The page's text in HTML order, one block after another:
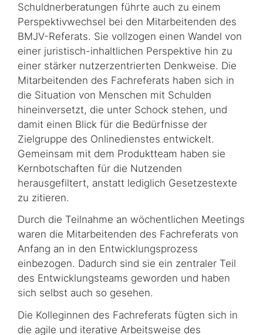
Schuldnerberatungen führte auch zu einem
Perspektivwechsel bei den Mitarbeitenden des
BMJV-Referats. Sie vollzogen einen Wandel von
einer juristisch-inhaltlichen Pers­pek­ti­ve hin zu
einer stärker nutzerzentrierten Denkweise. Die
Mitarbeitenden des Fach­referats haben sich in
die Situation von Menschen mit Schulden
hineinversetzt, die unter Schock stehen, und
damit einen Blick für die Bedürfnisse der
Zielgruppe des Online­dienstes entwickelt.
Gemeinsam mit dem Produktteam haben sie
Kernbotschaften für die Nutzenden
herausgefiltert, anstatt lediglich Gesetzestexte
zu zitieren.
Durch die Teilnahme an wöchentlichen Meetings
waren die Mitarbeitenden des Fach­referats von
Anfang an in den Entwicklungsprozess
einbezogen. Dadurch sind sie ein zentraler Teil
des Entwicklungsteams geworden und haben
sich selbst auch so gesehen.
Die Kolleginnen des Fachreferats fügten sich in
die agile und iterative Arbeitsweise des